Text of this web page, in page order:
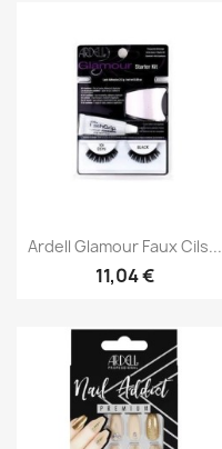
Aperçu rapide
Ardell Glamour Faux Cils...
11,04 €